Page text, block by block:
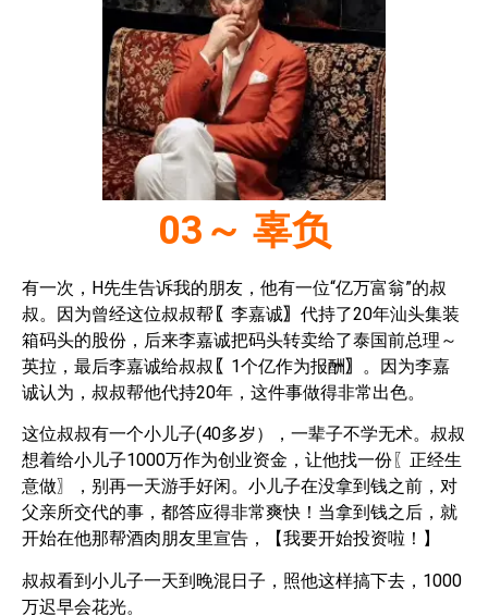
03 ～ 辜负
有一次，H先生告诉我的朋友，他有一位“亿万富翁”的叔
叔。因为曾经这位叔叔帮 〖 李嘉诚〗 代持了20年汕头集装
箱码头的股份，后来李嘉诚把码头转卖给了泰国前总理～
英拉，最后李嘉诚给叔叔 〖 1个亿作为报酬〗 。因为李嘉
诚认为，叔叔帮他代持20年，这件事做得非常出色。
这位叔叔有一个小儿子(40多岁），一辈子不学无术。叔叔
想着给小儿子1000万作为创业资金，让他找一份〖正经生
意做〗，别再一天游手好闲。小儿子在没拿到钱之前，对
父亲所交代的事，都答应得非常爽快！当拿到钱之后，就
开始在他那帮酒肉朋友里宣告，【我要开始投资啦！】
叔叔看到小儿子一天到晚混日子，照他这样搞下去，1000
万迟早会花光。